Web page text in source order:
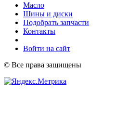
Масло
Шины и диски
Подобрать запчасти
Контакты
Войти на сайт
© Все права защищены